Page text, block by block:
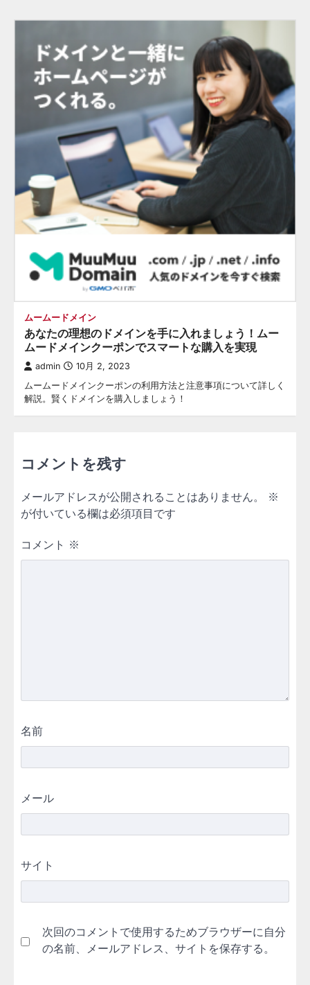
ムームードメイン
あなたの理想のドメインを手に入れましょう！ムー
ムードメインクーポンでスマートな購入を実現
admin 10月 2, 2023
ムームードメインクーポンの利用方法と注意事項について詳しく
解説。賢くドメインを購入しましょう！
コメントを残す
メールアドレスが公開されることはありません。
※
が付いている欄は必須項目です
コメント ※
名前
メール
サイト
次回のコメントで使用するためブラウザーに自分
の名前、メールアドレス、サイトを保存する。